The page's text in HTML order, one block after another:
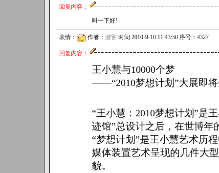
回复内容：
叫一下好!
表情： 作者： 游客 时间 2010-9-10 11:43:50 序号：4327
回复内容：
王小慧与10000个梦
——“2010梦想计划”大展即
“王小慧：2010梦想计划”是
迹馆”总设计之后，在世博年
“梦想计划”是王小慧艺术历
媒体装置艺术呈现的几件大
貌。